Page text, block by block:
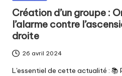
Création d’un groupe :
l’alarme contre
droite
26 avril 2024
L'essentiel de cette actualité : 📚